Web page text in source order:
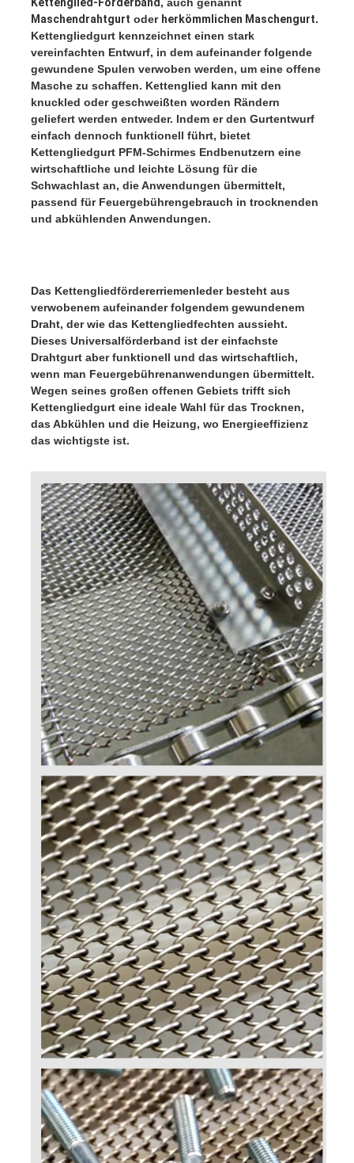
Maschendrahtgurt oder herkömmlichen Maschengurt.
Kettengliedgurt kennzeichnet einen stark
vereinfachten Entwurf, in dem aufeinander folgende
gewundene Spulen verwoben werden, um eine offene
Masche zu schaffen. Kettenglied kann mit den
knuckled oder geschweißten worden Rändern
geliefert werden entweder. Indem er den Gurtentwurf
einfach dennoch funktionell führt, bietet
Kettengliedgurt PFM-Schirmes Endbenutzern eine
wirtschaftliche und leichte Lösung für die
Schwachlast an, die Anwendungen übermittelt,
passend für Feuergebührengebrauch in trocknenden
und abkühlenden Anwendungen.
Das Kettengliedfördererriemenleder besteht aus
verwobenem aufeinander folgendem gewundenem
Draht, der wie das Kettengliedfechten aussieht.
Dieses Universalförderband ist der einfachste
Drahtgurt aber funktionell und das wirtschaftlich,
wenn man Feuergebührenanwendungen übermittelt.
Wegen seines großen offenen Gebiets trifft sich
Kettengliedgurt eine ideale Wahl für das Trocknen,
das Abkühlen und die Heizung, wo Energieeffizienz
das wichtigste ist.